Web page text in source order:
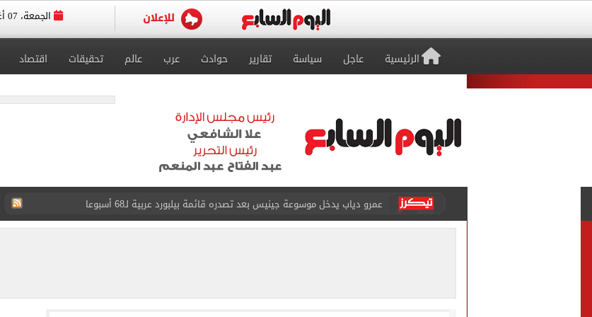
الجمعة، 07 أغسطس 2026
الرئيسية عاجل سياسة تقارير حوادث عرب عالم تحقيقات اقتصاد
عمرو دياب يدخل موسوعة جينيس بعد تصدره قائمة بيلبورد عربية لـ68 أسبوعا
إغلاق طريق مصر أسوان الزراعى الغربى كليا من المنيب للعياط.. اعرف التحويلات
7 قتلى و15 مصابا بإطلاق نار داخل مدرسة فى تايلاند